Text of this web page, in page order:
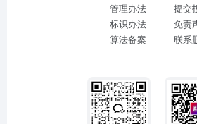
管理办法
标识办法
算法备案
提交
免责
联系